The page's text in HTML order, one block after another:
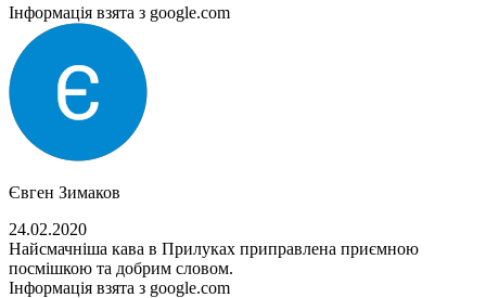
Інформація взята з google.com
Євген Зимаков
24.02.2020
Найсмачніша кава в Прилуках приправлена приємною
посмішкою та добрим словом.
Інформація взята з google.com